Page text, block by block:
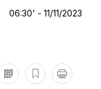
06:30' - 11/11/2023